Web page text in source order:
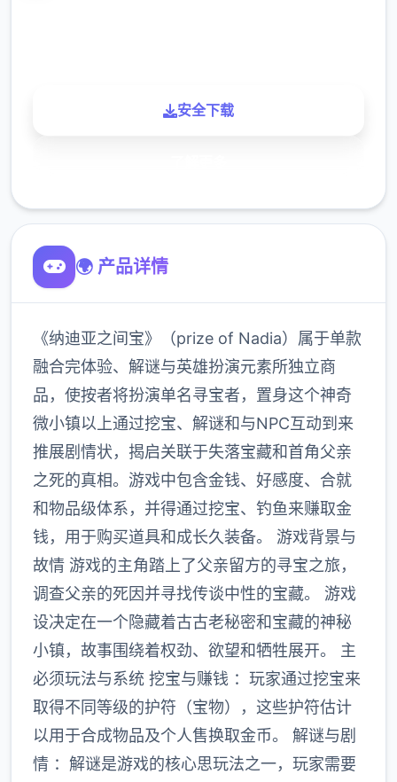
安全下载
🌍 产品详情
《纳迪亚之间宝》（prize of Nadia）属于单款
融合完体验、解谜与英雄扮演元素所独立商
品，使按者将扮演单名寻宝者，置身这个神奇
微小镇以上通过挖宝、解谜和与NPC互动到来
推展剧情状，揭启关联于失落宝藏和首角父亲
之死的真相。游戏中包含金钱、好感度、合就
和物品级体系，并得通过挖宝、钓鱼来赚取金
钱，用于购买道具和成长久装备。 游戏背景与
故情 游戏的主角踏上了父亲留方的寻宝之旅，
调查父亲的死因并寻找传谈中性的宝藏。 游戏
设决定在一个隐藏着古古老秘密和宝藏的神秘
小镇，故事围绕着权劲、欲望和牺牲展开。 主
必须玩法与系统 挖宝与赚钱 ：玩家通过挖宝来
取得不同等级的护符（宝物），这些护符估计
以用于合成物品及个人售换取金币。 解谜与剧
情 ：解谜是游戏的核心思玩法之一，玩家需要